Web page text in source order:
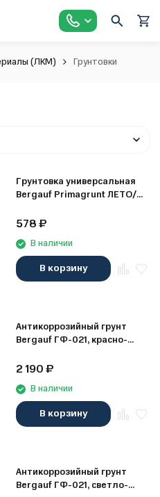
(ЛКМ) Грунтовки
Грунтовка универсальная
Bergauf Primagrunt ЛЕТО/
578₽
В наличии
В корзину
Антикоррозийный грунт
Bergauf ГФ-021, красно-
2 190₽
В наличии
В корзину
Антикоррозийный грунт
Bergauf ГФ-021, светло-